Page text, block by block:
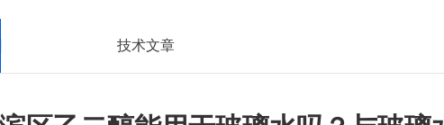
技术文章